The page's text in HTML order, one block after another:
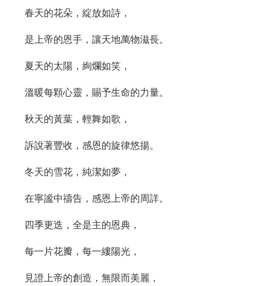
春天的花朵，綻放如詩，
是上帝的恩手，讓天地萬物滋長。
夏天的太陽，絢爛如笑，
溫暖每顆心靈，賜予生命的力量。
秋天的黃葉，輕舞如歌，
訴說著豐收，感恩的旋律悠揚。
冬天的雪花，純潔如夢，
在寧謐中禱告，感恩上帝的周詳。
四季更迭，全是主的恩典，
每一片花瓣，每一縷陽光，
見證上帝的創造，無限而美麗，